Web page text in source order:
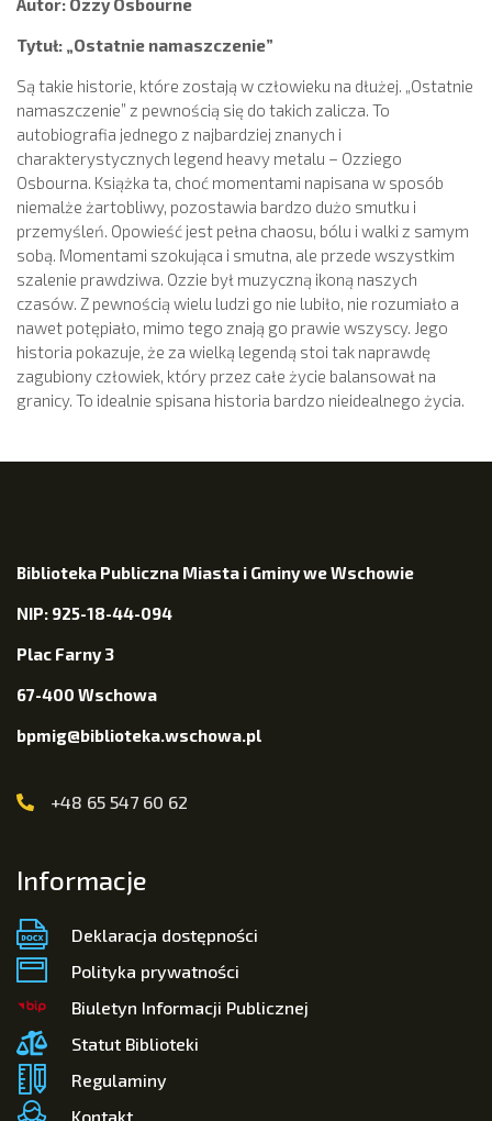
Tytuł: „Ostatnie namaszczenie”
Są takie historie, które zostają w człowieku na dłużej. „Ostatnie
namaszczenie” z pewnością się do takich zalicza. To
autobiografia jednego z najbardziej znanych i
charakterystycznych legend heavy metalu – Ozziego
Osbourna. Książka ta, choć momentami napisana w sposób
niemalże żartobliwy, pozostawia bardzo dużo smutku i
przemyśleń. Opowieść jest pełna chaosu, bólu i walki z samym
sobą. Momentami szokująca i smutna, ale przede wszystkim
szalenie prawdziwa. Ozzie był muzyczną ikoną naszych
czasów. Z pewnością wielu ludzi go nie lubiło, nie rozumiało a
nawet potępiało, mimo tego znają go prawie wszyscy. Jego
historia pokazuje, że za wielką legendą stoi tak naprawdę
zagubiony człowiek, który przez całe życie balansował na
granicy. To idealnie spisana historia bardzo nieidealnego życia.
Biblioteka Publiczna Miasta i Gminy we Wschowie
NIP: 925-18-44-094
Plac Farny 3
67-400 Wschowa
bpmig@biblioteka.wschowa.pl
+48 65 547 60 62
Informacje
Deklaracja dostępności
Polityka prywatności
Biuletyn Informacji Publicznej
Statut Biblioteki
Regulaminy
Kontakt